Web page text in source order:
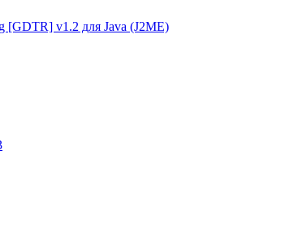
[GDTR] v1.2 для Java (J2ME)